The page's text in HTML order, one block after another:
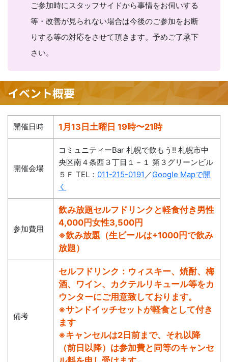
ご参加時にスタッフサイドから事情をお伺いする
等・改善が見られない場合は今後のご参加をお断
りする等の対応をさせて頂きます。予めご了承下
さい。
イベント概要
開催日時 1月13日土曜日 19時〜21時
開催会場
コミュニティーBar 札幌で飲もう!! 札幌市中
央区南４条西３丁目１－１ 第３グリーンビル
５Ｆ TEL： 011-215-0191 ／Google Mapで開
く
参加費用
飲み放題セルフドリンクと軽食付き男性
4,000円女性3,500円
※飲み放題（生ビールは+1000円で飲み
放題）
備考
セルフドリンク：ウィスキー、焼酎、梅
酒、ワイン、カクテルリキュール等をカ
ウンターにご用意致しております。
※サンドイッチセットが軽食として付き
ます
※キャンセルは2日前まで、それ以降
（前日以降）は参加費と同等のキャンセ